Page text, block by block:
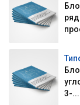
3-...